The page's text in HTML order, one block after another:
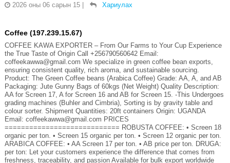
2026 оны 06 сарын 15
Хариулах
Coffee (197.239.15.67)
COFFEE KAWA EXPORTER – From Our Farms to Your Cup Experience
the True Taste of Origin Call +256790560642 Email:
coffeekawwa@gmail.com We specialize in green coffee bean exports,
ensuring consistent quality, rich aroma, and sustainable sourcing.
Product: The Green Coffee beans (Arabica Coffee) Grade: AA, A, and AB
Packaging: Jute Gunny Bags of 60kgs (Net Weight) Quality Description:
AA for Screen 17, A for Screen 16 and AB for Screen 15. -This Undergoes
grading machines (Buhler and Cimbria), Sorting is by gravity table and
colour sorter. Shipment Quantities: 20ft containers Origin: UGANDA
Email: coffeekawwa@gmail.com PRICES
============================ ROBUSTA COFFEE: •⁠ ⁠Screen 18
organic per ton. •⁠ ⁠Screen 15 organic per ton. •⁠ ⁠Screen 12 organic per ton.
ARABICA COFFEE: •⁠ ⁠AA Screen 17 per ton. •⁠ ⁠AB price per ton. DRUGA:
per ton: Let your customers experience the difference that comes from
freshness, traceability, and passion Available for bulk export worldwide